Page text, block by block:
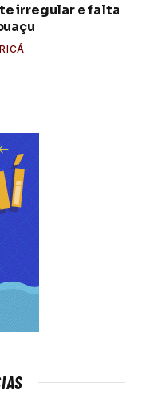
irregular e falta